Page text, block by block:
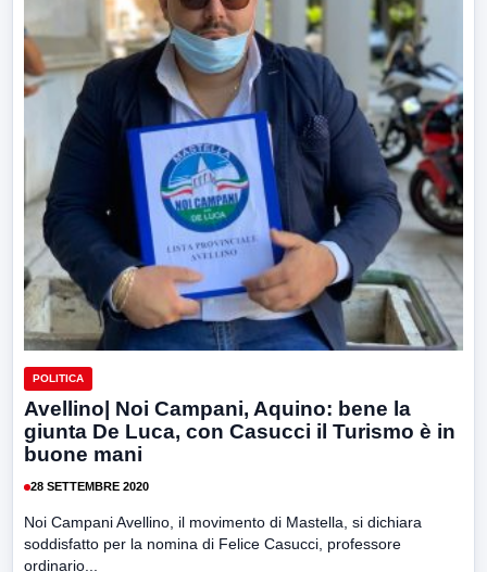
POLITICA
Avellino| Noi Campani, Aquino: bene la
giunta De Luca, con Casucci il Turismo è in
buone mani
28 SETTEMBRE 2020
Noi Campani Avellino, il movimento di Mastella, si dichiara
soddisfatto per la nomina di Felice Casucci, professore
ordinario...